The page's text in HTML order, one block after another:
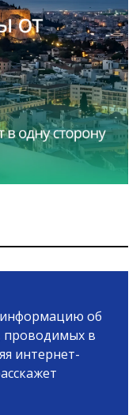
информацию об
проводимых в
интернет-